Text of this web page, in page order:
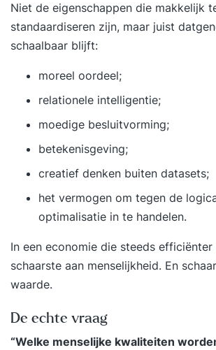
Niet de eigenschappen die makkelijk
standaardiseren zijn, maar juist
schaalbaar blijft:
moreel oordeel;
relationele intelligentie;
moedige besluitvorming;
betekenisgeving;
creatief denken buiten datasets;
het vermogen om tegen de
optimalisatie in te handelen.
In een economie die steeds
schaarste aan menselijkheid. En
waarde.
De echte vraag
“Welke menselijke kwaliteiten